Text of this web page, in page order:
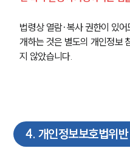
대
업무협력
오
법령상 열람·복사 권한이 있
개하는 것은 별도의 개인정보
지 않았습니다.
4. 개인정보보호법위